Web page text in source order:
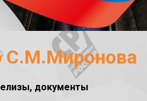
С.М.Миронова
документы